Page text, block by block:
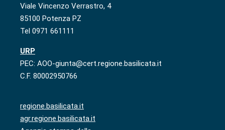
Viale Vincenzo Verrastro, 4
85100 Potenza PZ
Tel 0971 661111
URP
PEC: AOO-giunta@cert.regione.basilicata.it
C.F. 80002950766
regione.basilicata.it
agr.regione.basilicata.it